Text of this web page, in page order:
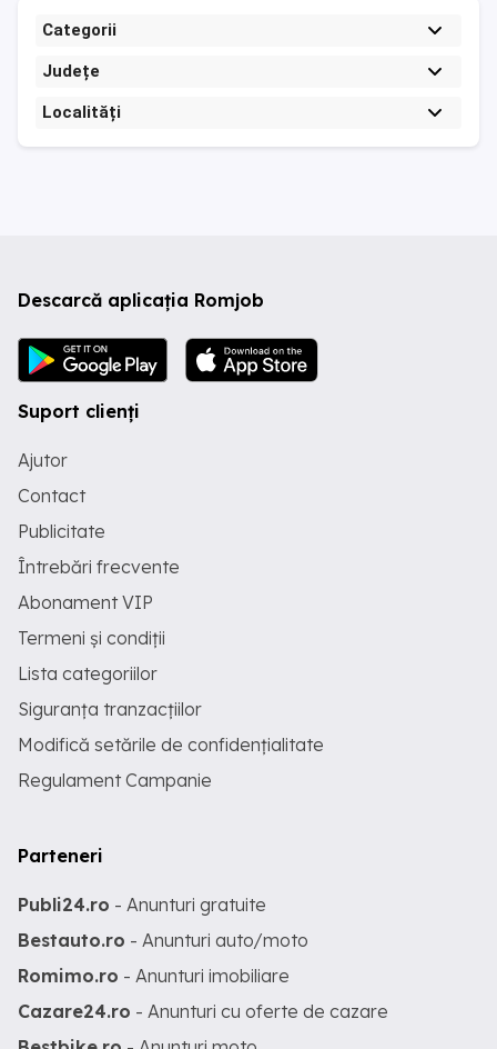
Categorii
Județe
Localități
Descarcă aplicația Romjob
Suport clienți
Ajutor
Contact
Publicitate
Întrebări frecvente
Abonament VIP
Termeni și condiții
Lista categoriilor
Siguranța tranzacțiilor
Modifică setările de confidențialitate
Regulament Campanie
Parteneri
Publi24.ro - Anunturi gratuite
Bestauto.ro - Anunturi auto/moto
Romimo.ro - Anunturi imobiliare
Cazare24.ro - Anunturi cu oferte de cazare